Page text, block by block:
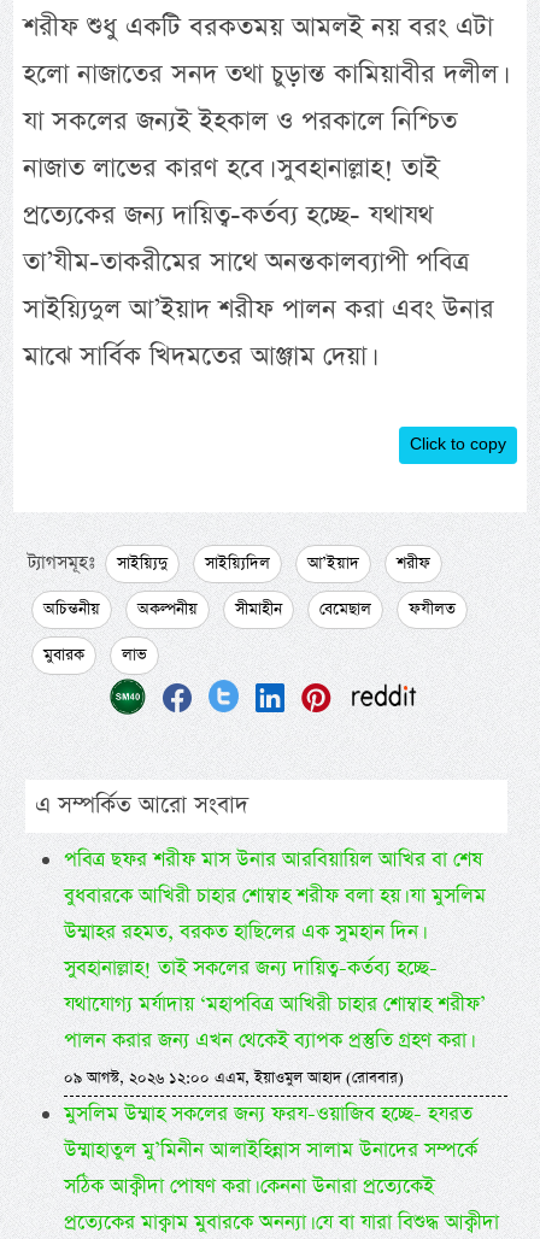
শরীফ শুধু একটি বরকতময় আমলই নয় বরং এটা
হলো নাজাতের সনদ তথা চুড়ান্ত কামিয়াবীর দলীল।
যা সকলের জন্যই ইহকাল ও পরকালে নিশ্চিত
নাজাত লাভের কারণ হবে। সুবহানাল্লাহ! তাই
প্রত্যেকের জন্য দায়িত্ব-কর্তব্য হচ্ছে- যথাযথ
তা’যীম-তাকরীমের সাথে অনন্তকালব্যাপী পবিত্র
সাইয়্যিদুল আ’ইয়াদ শরীফ পালন করা এবং উনার
মাঝে সার্বিক খিদমতের আঞ্জাম দেয়া।
Click to copy
ট্যাগসমূহঃ সাইয়্যিদু সাইয়্যিদিল আ’ইয়াদ
শরীফ
অচিন্তনীয়
অকল্পনীয় সীমাহীন বেমেছাল
ফযীলত
মুবারক
লাভ
এ সম্পর্কিত আরো সংবাদ
পবিত্র ছফর শরীফ মাস উনার আরবিয়ায়িল আখির বা শেষ
বুধবারকে আখিরী চাহার শোম্বাহ শরীফ বলা হয়। যা মুসলিম
উম্মাহর রহমত, বরকত হাছিলের এক সুমহান দিন।
সুবহানাল্লাহ! তাই সকলের জন্য দায়িত্ব-কর্তব্য হচ্ছে-
যথাযোগ্য মর্যাদায় ‘মহাপবিত্র আখিরী চাহার শোম্বাহ শরীফ’
পালন করার জন্য এখন থেকেই ব্যাপক প্রস্তুতি গ্রহণ করা।
০৯ আগস্ট, ২০২৬ ১২:০০ এএম, ইয়াওমুল আহাদ (রোববার)
মুসলিম উম্মাহ সকলের জন্য ফরয-ওয়াজিব হচ্ছে- হযরত
উম্মাহাতুল মু’মিনীন আলাইহিন্নাস সালাম উনাদের সম্পর্কে
সঠিক আক্বীদা পোষণ করা। কেননা উনারা প্রত্যেকেই
প্রত্যেকের মাক্বাম মুবারকে অনন্যা। যে বা যারা বিশুদ্ধ আক্বীদা